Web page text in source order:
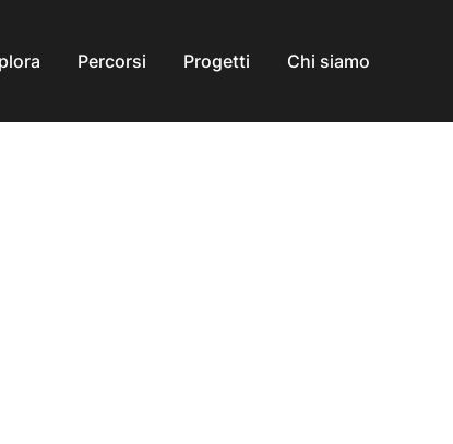
Percorsi Progetti Chi siamo